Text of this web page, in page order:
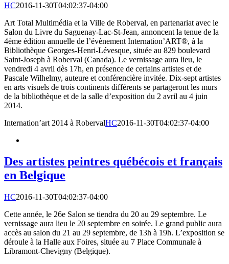
HC2016-11-30T04:02:37-04:00
Art Total Multimédia et la Ville de Roberval, en partenariat avec le
Salon du Livre du Saguenay-Lac-St-Jean, annoncent la tenue de la
4ème édition annuelle de l’évènement Internation’ART®, à la
Bibliothèque Georges-Henri-Lévesque, située au 829 boulevard
Saint-Joseph à Roberval (Canada). Le vernissage aura lieu, le
vendredi 4 avril dès 17h, en présence de certains artistes et de
Pascale Wilhelmy, auteure et conférencière invitée. Dix-sept artistes
en arts visuels de trois continents différents se partageront les murs
de la bibliothèque et de la salle d’exposition du 2 avril au 4 juin
2014.
Internation’art 2014 à RobervalHC2016-11-30T04:02:37-04:00
Des artistes peintres québécois et français
en Belgique
HC2016-11-30T04:02:37-04:00
Cette année, le 26e Salon se tiendra du 20 au 29 septembre. Le
vernissage aura lieu le 20 septembre en soirée. Le grand public aura
accès au salon du 21 au 29 septembre, de 13h à 19h. L’exposition se
déroule à la Halle aux Foires, située au 7 Place Communale à
Libramont-Chevigny (Belgique).